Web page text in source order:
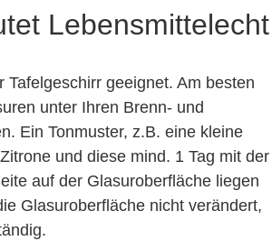
Lebensmittelecht
Tafelgeschirr geeignet. Am besten
unter Ihren Brenn- und
Ein Tonmuster, z.B. eine kleine
und diese mind. 1 Tag mit der
auf der Glasuroberfläche liegen
Glasuroberfläche nicht verändert,